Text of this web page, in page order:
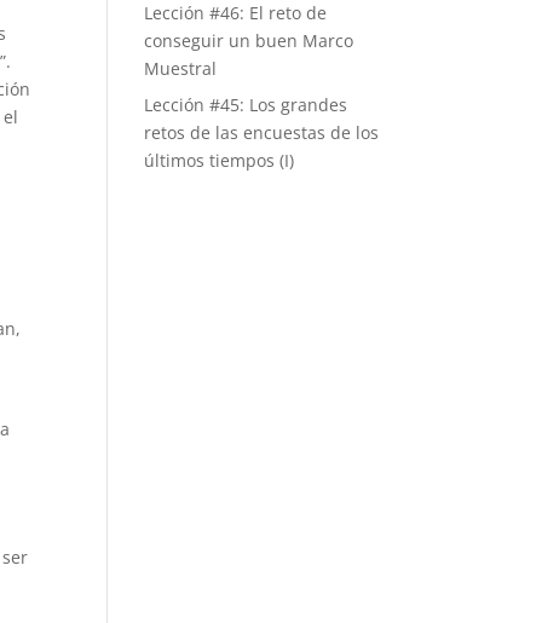
Lección #46: El reto de
conseguir un buen Marco
Muestral
Lección #45: Los grandes
retos de las encuestas de los
últimos tiempos (I)